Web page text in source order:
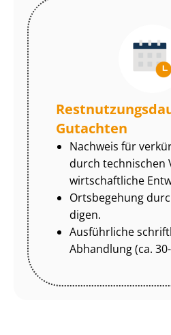
Gutachten
Nachweis für
durch technischen
wirtschaftliche
Ortsbegehung
di­gen.
Ausführliche
Abhandlung (ca.